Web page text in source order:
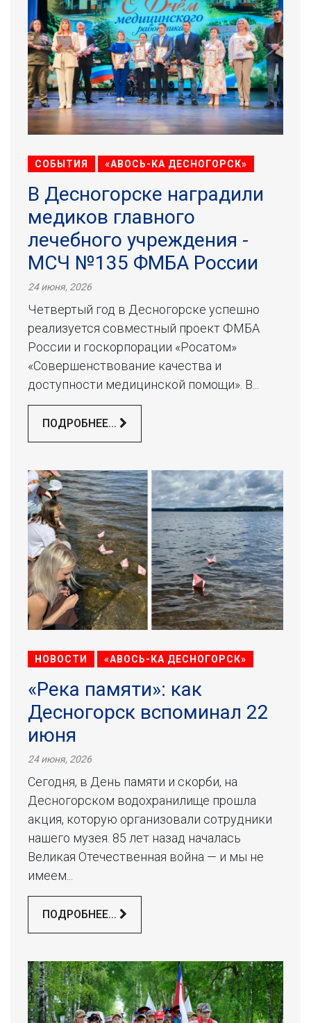
СОБЫТИЯ «АВОСЬ-КА ДЕСНОГОРСК»
В Десногорске наградили
медиков главного
лечебного учреждения -
МСЧ №135 ФМБА России
24 июня, 2026
Четвертый год в Десногорске успешно
реализуется совместный проект ФМБА
России и госкорпорации «Росатом»
«Совершенствование качества и
доступности медицинской помощи». В...
ПОДРОБНЕЕ...
НОВОСТИ «АВОСЬ-КА ДЕСНОГОРСК»
«Река памяти»: как
Десногорск вспоминал 22
июня
24 июня, 2026
Сегодня, в День памяти и скорби, на
Десногорском водохранилище прошла
акция, которую организовали сотрудники
нашего музея. 85 лет назад началась
Великая Отечественная война — и мы не
имеем...
ПОДРОБНЕЕ...